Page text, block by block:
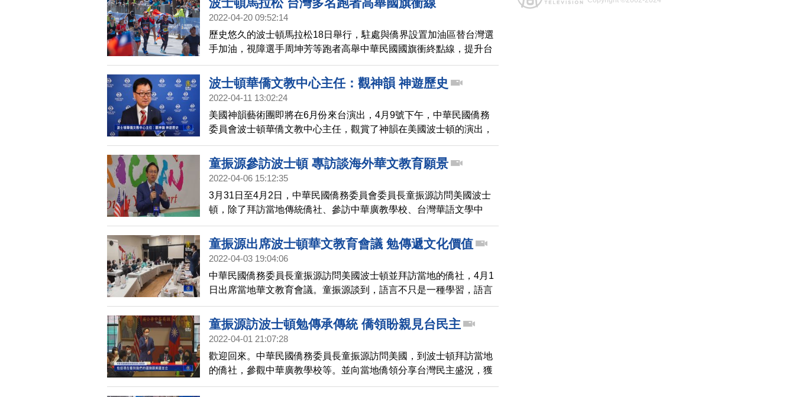
2022-04-20 09:52:14
歷史悠久的波士頓馬拉松18日舉行，駐處與僑界設置加油區替台灣選
手加油，視障選手周坤芳等跑者高舉中華民國國旗衝終點線，提升台
灣在國際媒體的能見度。
波士頓華僑文教中心主任：觀神韻 神遊歷史
2022-04-11 13:02:24
美國神韻藝術團即將在6月份來台演出，4月9號下午，中華民國僑務
委員會波士頓華僑文教中心主任，觀賞了神韻在美國波士頓的演出，
他讚揚，神韻弘揚中華正統文化，觀看演出，讓他彷彿神遊在歷史典
故的場景中。
童振源參訪波士頓 專訪談海外華文教育願景
2022-04-06 15:12:35
3月31日至4月2日，中華民國僑務委員會委員長童振源訪問美國波士
頓，除了拜訪當地傳統僑社、參訪中華廣教學校、台灣華語文學中
心，隨後於4月1日出席當地華文教育會議，2日還接受了當地的華文
媒體專訪。
童振源出席波士頓華文教育會議 勉傳遞文化價值
2022-04-03 19:04:06
中華民國僑務委員長童振源訪問美國波士頓並拜訪當地的僑社，4月1
日出席當地華文教育會議。童振源談到，語言不只是一種學習，語言
蘊含一個國家的文化並傳遞價值，他也勉勵所有僑校擔負起傳遞中華
文化價值的重任。
童振源訪波士頓勉傳承傳統 僑領盼親見台民主
2022-04-01 21:07:28
歡迎回來。中華民國僑務委員長童振源訪問美國，到波士頓拜訪當地
的僑社，參觀中華廣教學校等。並向當地僑領分享台灣民主盛況，獲
得僑領讚賞支持。